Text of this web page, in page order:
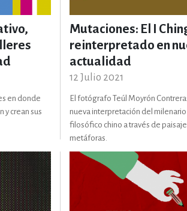
DE OCIO AL AIRE
EMPRESA Y
Y OCIO
HISTORIA Y
en donde
y crean sus
Mutaciones: El I
reinterpretado en
actualidad
12 Julio 2021
El fotógrafo Teúl Moyrón
nueva interpretación del
filosófico chino a través de
metáforas.